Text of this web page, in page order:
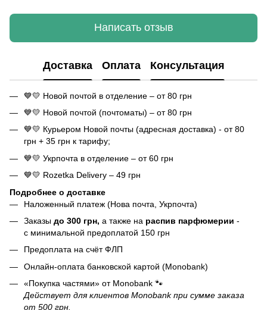
Написать отзыв
Доставка Оплата Консультация
💙💛 Новой почтой в отделение – от 80 грн
💙💛 Новой почтой (почтоматы) – от 80 грн
💙💛 Курьером Новой почты (адресная доставка) - от 80
грн + 35 грн к тарифу;
💙💛 Укрпочта в отделение – от 60 грн
💙💛 Rozetka Delivery – 49 грн
Подробнее о доставке
Наложенный платеж (Нова почта, Укрпочта)
Заказы до 300 грн, а также на распив парфюмерии -
с минимальной предоплатой 150 грн
Предоплата на счёт ФЛП
Онлайн-оплата банковской картой (Monobank)
«Покупка частями» от Monobank 🐾
Действует для клиентов Monobank при сумме заказа
от 500 грн.